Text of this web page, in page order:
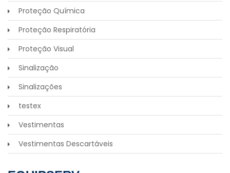
Proteção Química
Proteção Respiratória
Proteção Visual
Sinalização
Sinalizações
testex
Vestimentas
Vestimentas Descartáveis